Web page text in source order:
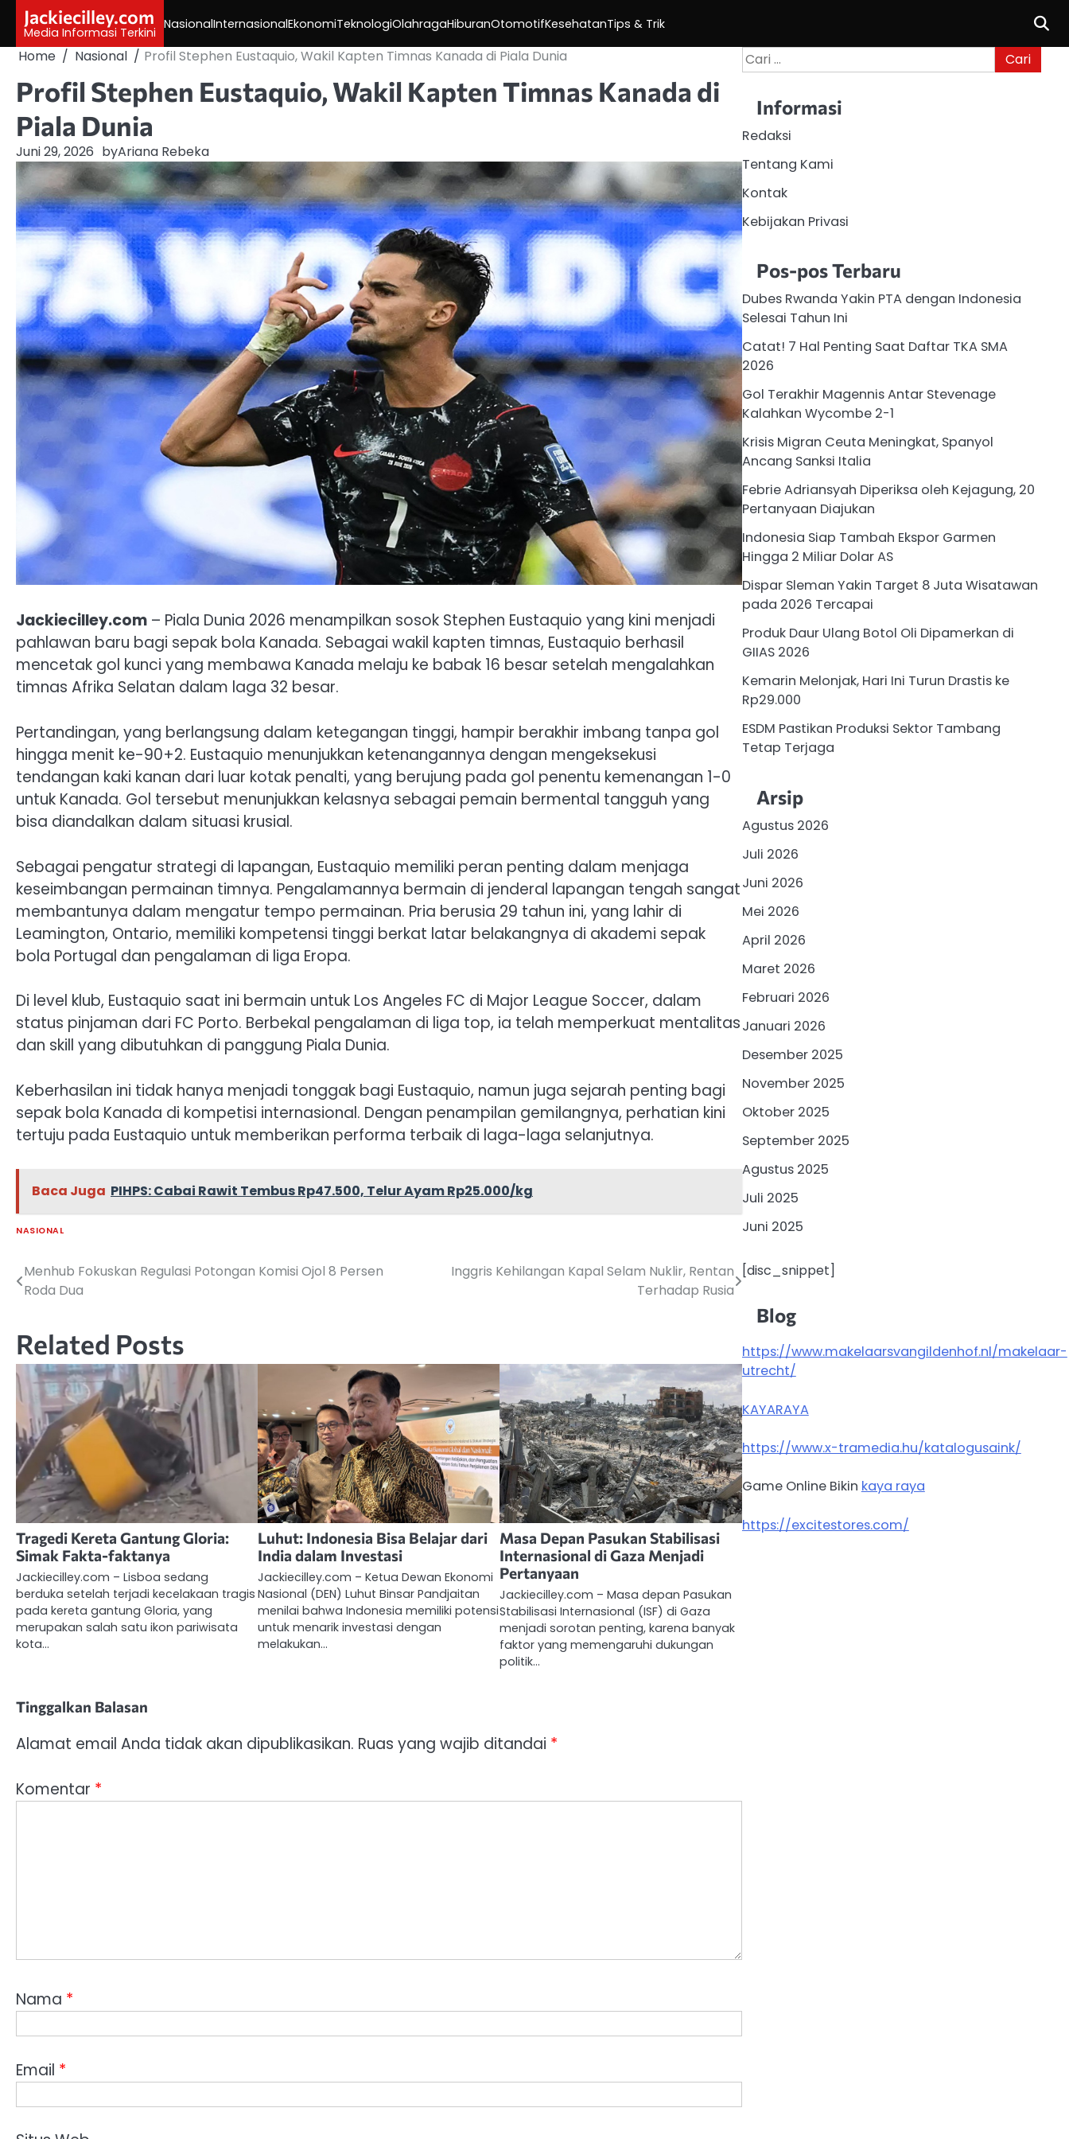
content
Jackiecilley.com
Media Informasi Terkini
NasionalInternasionalEkonomiTeknologiOlahragaHiburanOtomotifKesehatanTips & Trik
Home Nasional Profil Stephen Eustaquio, Wakil Kapten Timnas Kanada di Piala Dunia
Profil Stephen Eustaquio, Wakil Kapten Timnas Kanada di
Piala Dunia
Juni 29, 2026 byAriana Rebeka
Jackiecilley.com – Piala Dunia 2026 menampilkan sosok Stephen Eustaquio yang kini menjadi
pahlawan baru bagi sepak bola Kanada. Sebagai wakil kapten timnas, Eustaquio berhasil
mencetak gol kunci yang membawa Kanada melaju ke babak 16 besar setelah mengalahkan
timnas Afrika Selatan dalam laga 32 besar.
Pertandingan, yang berlangsung dalam ketegangan tinggi, hampir berakhir imbang tanpa gol
hingga menit ke-90+2. Eustaquio menunjukkan ketenangannya dengan mengeksekusi
tendangan kaki kanan dari luar kotak penalti, yang berujung pada gol penentu kemenangan 1-0
untuk Kanada. Gol tersebut menunjukkan kelasnya sebagai pemain bermental tangguh yang
bisa diandalkan dalam situasi krusial.
Sebagai pengatur strategi di lapangan, Eustaquio memiliki peran penting dalam menjaga
keseimbangan permainan timnya. Pengalamannya bermain di jenderal lapangan tengah sangat
membantunya dalam mengatur tempo permainan. Pria berusia 29 tahun ini, yang lahir di
Leamington, Ontario, memiliki kompetensi tinggi berkat latar belakangnya di akademi sepak
bola Portugal dan pengalaman di liga Eropa.
Di level klub, Eustaquio saat ini bermain untuk Los Angeles FC di Major League Soccer, dalam
status pinjaman dari FC Porto. Berbekal pengalaman di liga top, ia telah memperkuat mentalitas
dan skill yang dibutuhkan di panggung Piala Dunia.
Keberhasilan ini tidak hanya menjadi tonggak bagi Eustaquio, namun juga sejarah penting bagi
sepak bola Kanada di kompetisi internasional. Dengan penampilan gemilangnya, perhatian kini
tertuju pada Eustaquio untuk memberikan performa terbaik di laga-laga selanjutnya.
Baca Juga PIHPS: Cabai Rawit Tembus Rp47.500, Telur Ayam Rp25.000/kg
NASIONAL
Navigasi
Menhub Fokuskan Regulasi Potongan Komisi Ojol 8 Persen
Roda Dua
Inggris Kehilangan Kapal Selam Nuklir, Rentan
Terhadap Rusia
Related Posts
Tragedi Kereta Gantung Gloria:
Simak Fakta-faktanya
Jackiecilley.com – Lisboa sedang
berduka setelah terjadi kecelakaan tragis
pada kereta gantung Gloria, yang
merupakan salah satu ikon pariwisata
kota…
Luhut: Indonesia Bisa Belajar dari
India dalam Investasi
Jackiecilley.com – Ketua Dewan Ekonomi
Nasional (DEN) Luhut Binsar Pandjaitan
menilai bahwa Indonesia memiliki potensi
untuk menarik investasi dengan
melakukan…
Masa Depan Pasukan Stabilisasi
Internasional di Gaza Menjadi
Pertanyaan
Jackiecilley.com – Masa depan Pasukan
Stabilisasi Internasional (ISF) di Gaza
menjadi sorotan penting, karena banyak
faktor yang memengaruhi dukungan
politik…
Tinggalkan Balasan
Alamat email Anda tidak akan dipublikasikan. Ruas yang wajib ditandai *
Komentar *
Nama *
Email *
Cari
untuk:
Informasi
Redaksi
Tentang Kami
Kontak
Kebijakan Privasi
Pos-pos Terbaru
Dubes Rwanda Yakin PTA dengan Indonesia
Selesai Tahun Ini
Catat! 7 Hal Penting Saat Daftar TKA SMA
2026
Gol Terakhir Magennis Antar Stevenage
Kalahkan Wycombe 2-1
Krisis Migran Ceuta Meningkat, Spanyol
Ancang Sanksi Italia
Febrie Adriansyah Diperiksa oleh Kejagung, 20
Pertanyaan Diajukan
Indonesia Siap Tambah Ekspor Garmen
Hingga 2 Miliar Dolar AS
Dispar Sleman Yakin Target 8 Juta Wisatawan
pada 2026 Tercapai
Produk Daur Ulang Botol Oli Dipamerkan di
GIIAS 2026
Kemarin Melonjak, Hari Ini Turun Drastis ke
Rp29.000
ESDM Pastikan Produksi Sektor Tambang
Tetap Terjaga
Arsip
Agustus 2026
Juli 2026
Juni 2026
Mei 2026
April 2026
Maret 2026
Februari 2026
Januari 2026
Desember 2025
November 2025
Oktober 2025
September 2025
Agustus 2025
Juli 2025
Juni 2025
[disc_snippet]
Blog
https://www.makelaarsvangildenhof.nl/makelaar-
utrecht/
KAYARAYA
https://www.x-tramedia.hu/katalogusaink/
Game Online Bikin kaya raya
https://excitestores.com/